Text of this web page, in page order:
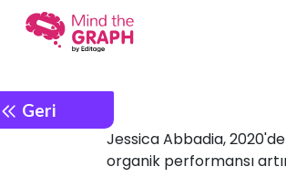
Geri
Jessica Abbadia,
organik performansı